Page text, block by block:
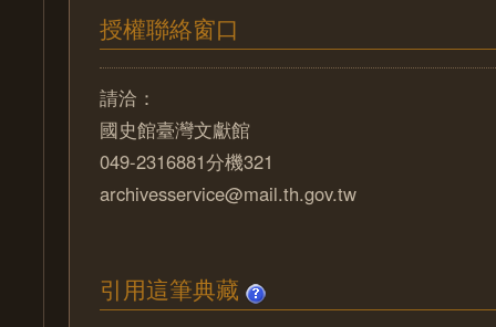
授權聯絡窗口
請洽：
國史館臺灣文獻館
049-2316881分機321
archivesservice@mail.th.gov.tw
引用這筆典藏